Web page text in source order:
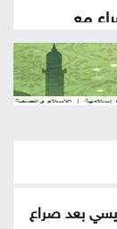
مع
توقعان
الإدمان
بعد صراع